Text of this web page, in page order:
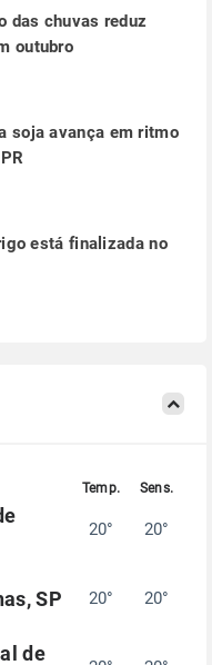
das chuvas reduz
outubro
soja avança em ritmo
está finalizada no
20° 20°
SP 20° 20°
de